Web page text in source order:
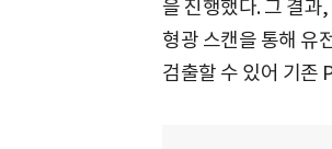
을 진행했다. 그 결
형광 스캔을 통해 유
검출할 수 있어 기존